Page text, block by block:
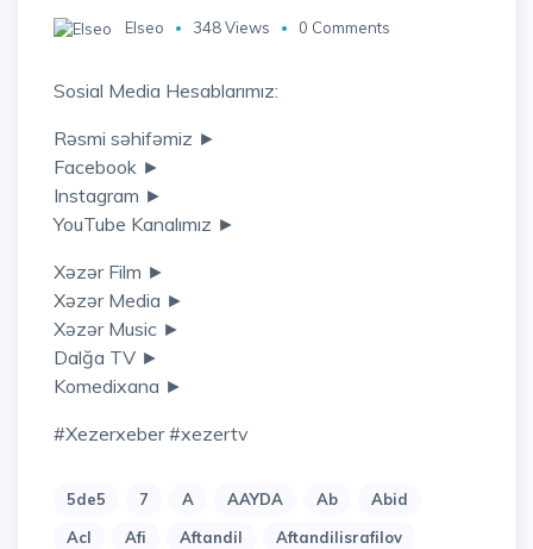
Elseo 348 Views 0 Comments
Sosial Media Hesablarımız:
Rəsmi səhifəmiz ►
Facebook ►
Instagram ►
YouTube Kanalımız ►
Xəzər Film ►
Xəzər Media ►
Xəzər Music ►
Dalğa TV ►
Komedixana ►
#xezerxeber #xezertv
5de5 7 A AAYDA Ab
Abid
Acl
Afi Aftandil
Aftandilisrafilov